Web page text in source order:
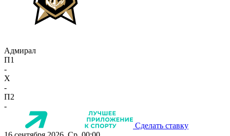
Адмирал
П1
-
X
-
П2
-
Сделать ставку